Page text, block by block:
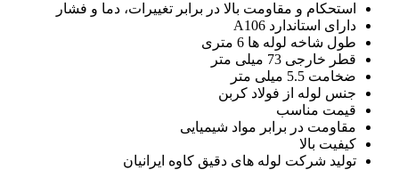
استحکام و مقاومت بالا در برابر تغییرات، دما و فشار
دارای استاندارد A106
طول شاخه لوله ها 6 متری
قطر خارجی 73 میلی متر
ضخامت 5.5 میلی متر
جنس لوله از فولاد کربن
قیمت مناسب
مقاومت در برابر مواد شیمیایی
کیفیت بالا
تولید شرکت لوله های دقیق کاوه ایرانیان